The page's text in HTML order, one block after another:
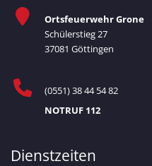
Ortsfeuerwehr Grone
Schülerstieg 27
37081 Göttingen
(0551) 38 44 54 82
NOTRUF 112
Dienstzeiten